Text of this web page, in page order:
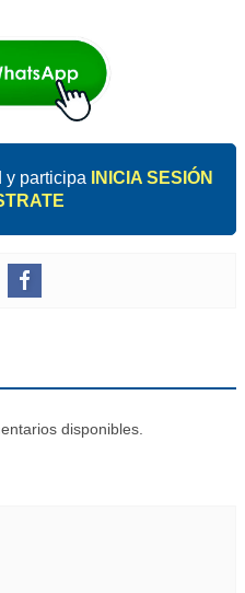
y participa
INICIA SESIÓN
disponibles.